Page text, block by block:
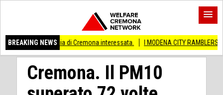
BREAKING NEWS
di Cremona interessata. I MODENA CITY RAMBLERS ARRIVANO A
Cremona. Il PM10